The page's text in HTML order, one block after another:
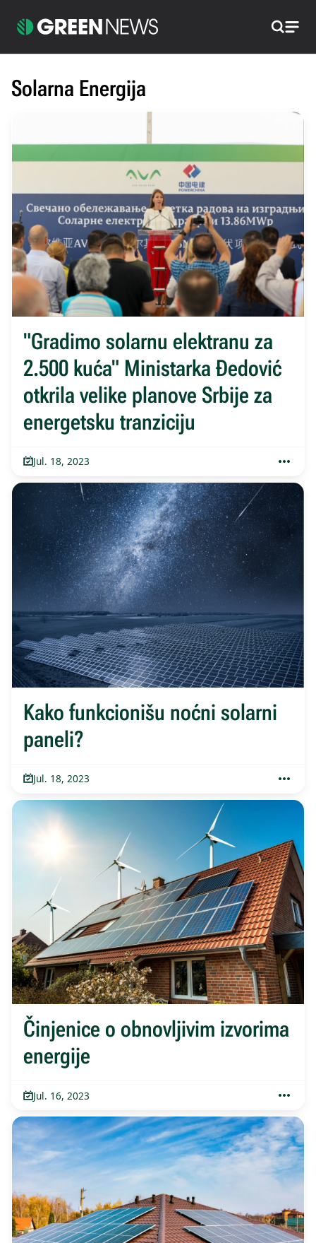
Solarna Energija
"Gradimo solarnu elektranu za
2.500 kuća" Ministarka Đedović
otkrila velike planove Srbije za
energetsku tranziciju
Jul. 18, 2023
Kako funkcionišu noćni solarni
paneli?
Jul. 18, 2023
Činjenice o obnovljivim izvorima
energije
Jul. 16, 2023